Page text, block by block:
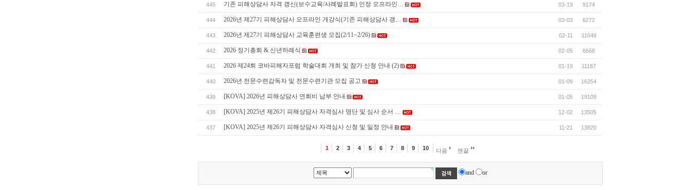
445 기존 피해상담사 자격 갱신(보수교육/사례발표회) 인정 오프라인… 03-19 9174
444 2026년 제27기 피해상담사 오프라인 개강식(기존 피해상담사 갱… 03-03 6272
443 2026년 제27기 피해상담사 교육훈련생 모집(2/11~2/26) 02-11 11649
442 2026 정기총회 & 신년하례식 02-05 6668
441 2026 제24회 코바피해자포럼 학술대회 개최 및 참가 신청 안내 (2) 01-19 11187
440 2026년 전문수련감독자 및 전문수련기관 모집 공고 01-09 16254
439 [KOVA] 2026년 피해상담사 연회비 납부 안내 01-05 19109
438 [KOVA] 2025년 제26기 피해상담사 자격심사 명단 및 심사 순서 … 12-02 13505
437 [KOVA] 2025년 제26기 피해상담사 자격심사 신청 및 일정 안내 11-21 13820
1 2 3 4 5 6 7 8 9 10 다음 맨끝
and or